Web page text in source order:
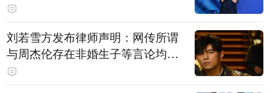
刘若雪方发布律师声明：网传所谓
与周杰伦存在非婚生子等言论均为
不实信息